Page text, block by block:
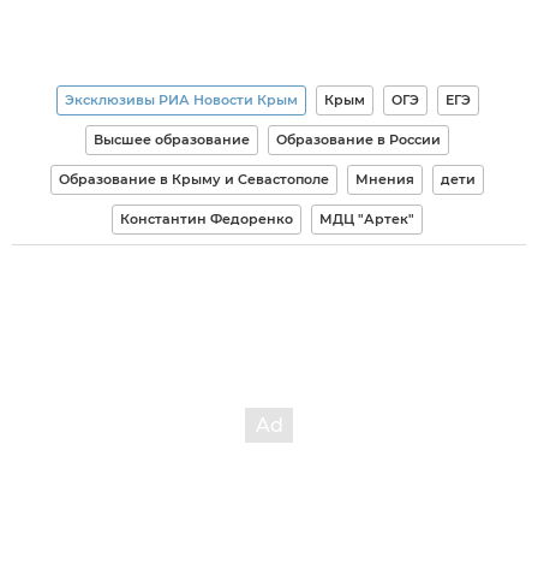
Эксклюзивы РИА Новости Крым Крым ОГЭ ЕГЭ
Высшее образование Образование в России
Образование в Крыму и Севастополе Мнения дети
Константин Федоренко МДЦ "Артек"